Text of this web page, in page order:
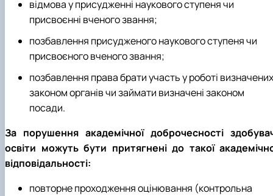
відмова у присудженні наукового ступеня чи
присвоєнні вченого звання;
позбавлення присудженого наукового ступеня чи
присвоєного вченого звання;
позбавлення права брати участь у роботі визначених
законом органів чи займати визначені законом
посади.
За порушення академічної доброчесності
освіти можуть бути притягнені до такої
відповідальності:
повторне проходження оцінювання (контрольна